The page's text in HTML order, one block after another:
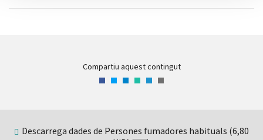
Compartiu aquest contingut
Facebook
Twitter
LinkedIn
WhatsApp
Telegram
Correu
Descarrega dades de Persones fumadores habituals (6,80